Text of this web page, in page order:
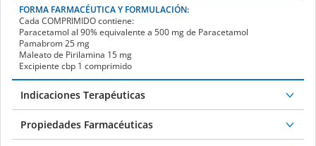
FORMA FARMACÉUTICA Y FORMULACIÓN:
Cada COMPRIMIDOcontiene:
Paracetamol al 90% equivalente a 500 mg de Paracetamol
Pamabrom 25 mg
Maleato de Pirilamina 15 mg
Excipiente cbp 1 comprimido
Indicaciones Terapéuticas
Propiedades Farmacéuticas